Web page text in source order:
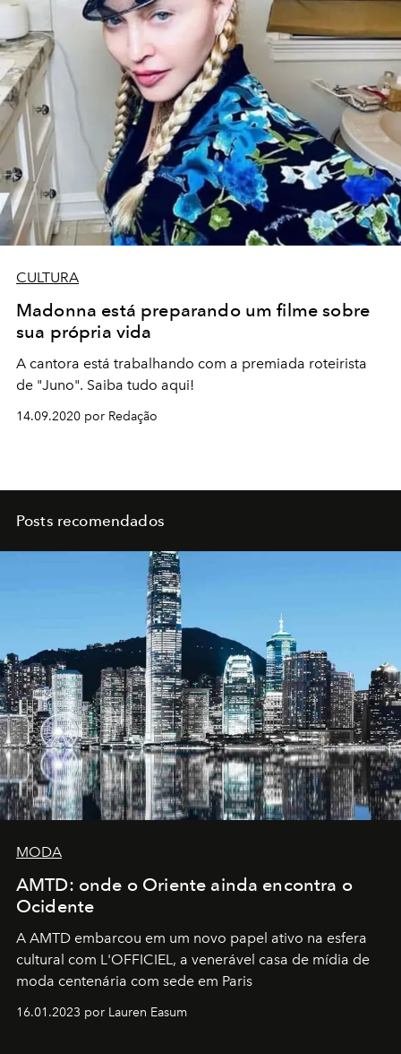
CULTURA
Madonna está preparando um filme sobre
sua própria vida
A cantora está trabalhando com a premiada roteirista
de "Juno". Saiba tudo aqui!
14.09.2020 por Redação
Posts recomendados
MODA
AMTD: onde o Oriente ainda encontra o
Ocidente
A AMTD embarcou em um novo papel ativo na esfera
cultural com L'OFFICIEL, a venerável casa de mídia de
moda centenária com sede em Paris
16.01.2023 por Lauren Easum